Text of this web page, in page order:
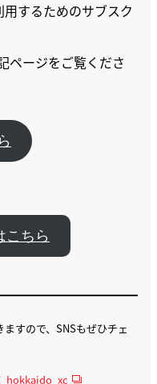
用するためのサブスク
ページをご覧くださ
こちら
すので、SNSもぜひチェ